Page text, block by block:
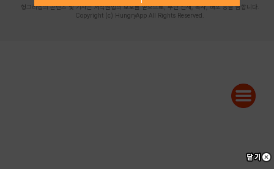
헝그리앱의 콘텐츠 및 기사는 저작권법의 보호를 받으므로, 무단 전재, 복사, 배포 등을 금합니다.
Copyright (c) HungryApp All Rights Reserved.